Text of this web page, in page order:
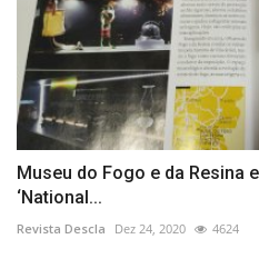
Museu do Fogo e da Resina
‘National...
Revista Descla Dez 24, 2020 4624